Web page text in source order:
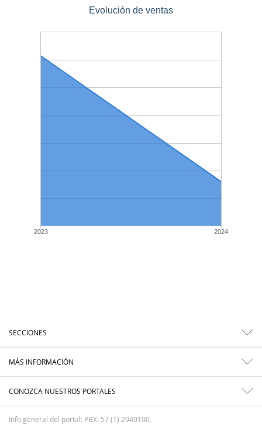
Evolución de ventas
2023 2024
SECCIONES
MÁS INFORMACIÓN
CONOZCA NUESTROS PORTALES
Info general del portal: PBX: 57 (1) 2940100.